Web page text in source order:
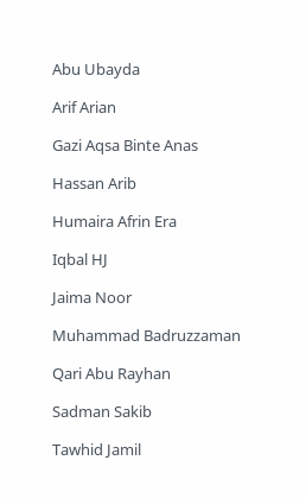
Abu Ubayda
Arif Arian
Gazi Aqsa Binte Anas
Hassan Arib
Humaira Afrin Era
Iqbal HJ
Jaima Noor
Muhammad Badruzzaman
Qari Abu Rayhan
Sadman Sakib
Tawhid Jamil